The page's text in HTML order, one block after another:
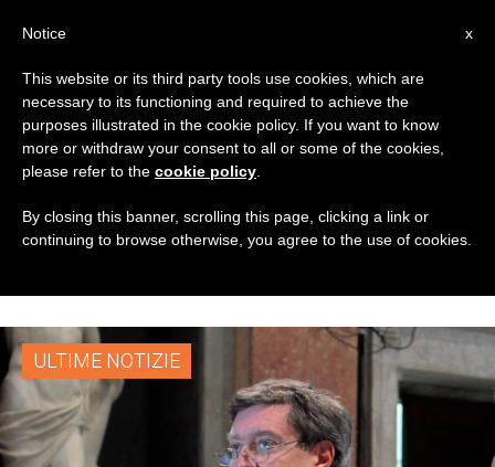
TAG
Posts Tagged
‘cardinale Giuseppe
Versaldi’
ULTIME NOTIZIE
x
Notice
This website or its third party tools use cookies, which are
necessary to its functioning and required to achieve the
purposes illustrated in the cookie policy. If you want to know
more or withdraw your consent to all or some of the cookies,
please refer to the cookie policy
By closing this banner, scrolling this page, clicking a link or
continuing to browse otherwise, you agree to the use of cookies.